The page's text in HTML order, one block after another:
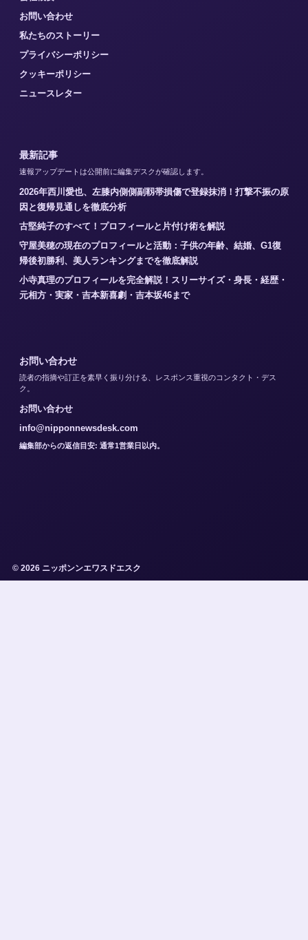
お問い合わせ
私たちのストーリー
プライバシーポリシー
クッキーポリシー
ニュースレター
最新記事
速報アップデートは公開前に編集デスクが確認します。
2026年西川愛也、左膝内側側副靱帯損傷で登録抹消！打撃不振の原
因と復帰見通しを徹底分析
古堅純子のすべて！プロフィールと片付け術を解説
守屋美穂の現在のプロフィールと活動：子供の年齢、結婚、G1復
帰後初勝利、美人ランキングまでを徹底解説
小寺真理のプロフィールを完全解説！スリーサイズ・身長・経歴・
元相方・実家・吉本新喜劇・吉本坂46まで
お問い合わせ
読者の指摘や訂正を素早く振り分ける、レスポンス重視のコンタクト・デス
ク。
お問い合わせ
info@nipponnewsdesk.com
編集部からの返信目安: 通常1営業日以内。
© 2026 ニッポンンエワスドエスク